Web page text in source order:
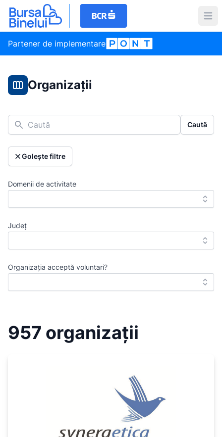
Partener de implementare
Organizații
Caută Caută
Golește filtre
Domenii de activitate
Județ
Organizația acceptă voluntari?
957 organizații